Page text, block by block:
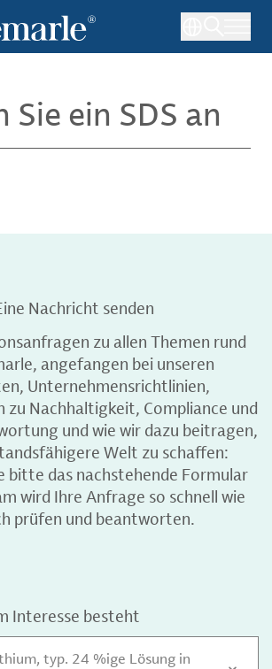
Sie ein SDS an
Nachricht senden
zu allen Themen rund
angefangen bei unseren
Unternehmensrichtlinien,
zu Nachhaltigkeit, Compliance und
und wie wir dazu beitragen,
Welt zu schaffen:
bitte das nachstehende Formular
wird Ihre Anfrage so schnell wie
prüfen und beantworten.
Interesse besteht
typ. 24 %ige Lösung in